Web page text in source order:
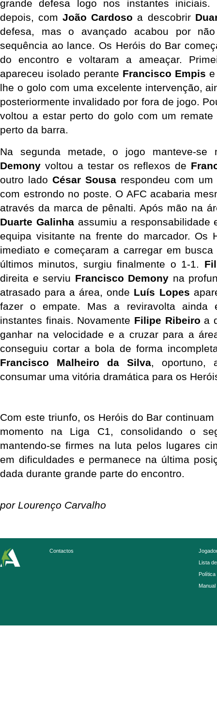
grande defesa logo nos instantes iniciais.
depois, com João Cardoso a descobrir
defesa, mas o avançado acabou por
sequência ao lance. Os Heróis do Bar
do encontro e voltaram a ameaçar.
apareceu isolado perante Francisco Empis
lhe o golo com uma excelente intervenção,
posteriormente invalidado por fora de jogo.
voltou a estar perto do golo com um
perto da barra.
Na segunda metade, o jogo manteve-
Demony voltou a testar os reflexos de
outro lado César Sousa respondeu com
com estrondo no poste. O AFC acabaria
Duarte Galinha assumiu a responsabilidade
equipa visitante na frente do marcador. Os
imediato e começaram a carregar em
últimos minutos, surgiu finalmente o 1-1.
direita e serviu Francisco Demony na
atrasado para a área, onde Luís Lopes
fazer o empate. Mas a reviravolta ainda
instantes finais. Novamente Filipe Ribeiro a
ganhar na velocidade e a cruzar para a
Francisco Malheiro da Silva, oportuno,
consumar uma vitória dramática para os
Com este triunfo, os Heróis do Bar
momento na Liga C1, consolidando o
mantendo-se firmes na luta pelos lugares
em dificuldades e permanece na última
dada durante grande parte do encontro.
por Lourenço Carvalho
Contactos
Lista
Política